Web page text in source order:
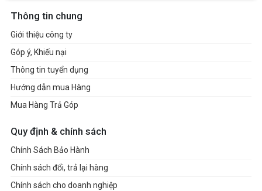
Thông tin chung
Giới thiệu công ty
Góp ý, Khiếu nại
Thông tin tuyển dụng
Hướng dẫn mua Hàng
Mua Hàng Trả Góp
Quy định & chính sách
Chính Sách Bảo Hành
Chính sách đổi, trả lại hàng
Chính sách cho doanh nghiệp